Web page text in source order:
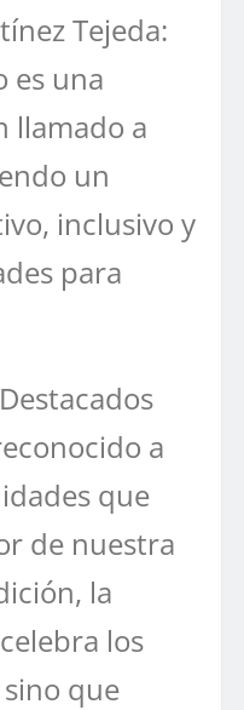
Tejeda:
es una
llamado a
un
inclusivo y
para
a
que
de nuestra
la
los
que